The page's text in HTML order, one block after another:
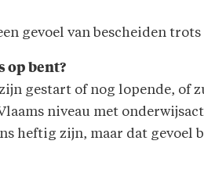
gevoel van bescheiden trots
op bent?
gestart of nog lopende, of
niveau met
heftig zijn, maar dat gevoel